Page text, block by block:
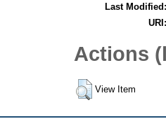
Last Modified:
URI:
Actions
View Item